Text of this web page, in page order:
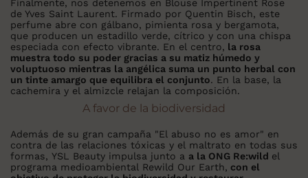
Finalmente, nos detenemos en Blouse Impertinent Rose
de Yves Saint Laurent. Firmado por Quentin Bisch, este
perfume abre con gálbano, pimienta rosa y bergamota,
que producen un estadillo verde, cítrico y con una chispa
especiada con efecto vibrante. En el centro, la rosa
muestra todo su poder gracias a su matiz húmedo y
voluptuoso mientras la angélica suma un punto herbal con
un tinte amargo que equilibra el conjunto. En la base, la
cachemira y el almizcle relajan la composición.
A favor de la biodiversidad
Además de su gran campaña "El abuso no es amor" en
contra de las relaciones tóxicas y el maltrato en todas sus
formas, YSL Beauty impulsa junto a a la ONG Re:wild el
programa medioambiental Rewild Our Earth, con el